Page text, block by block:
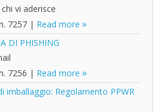
vi aderisce
7257 | Read more
DI PHISHING
7256 | Read more
imballaggio: Regolamento PPWR